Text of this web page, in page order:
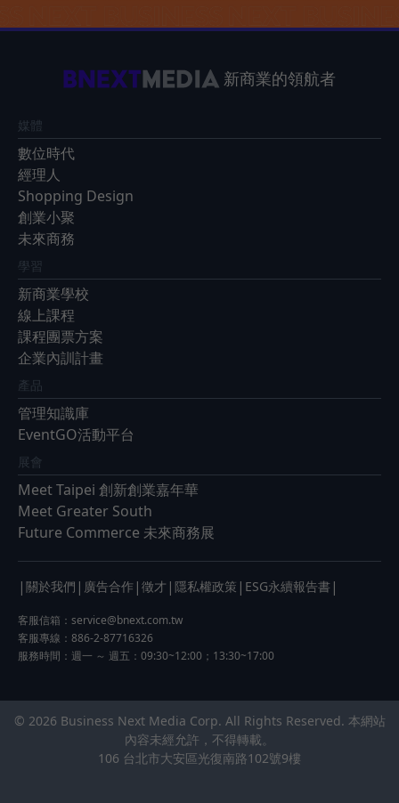
新商業的領航者
媒體
數位時代
經理人
Shopping Design
創業小聚
未來商務
學習
新商業學校
線上課程
課程團票方案
企業內訓計畫
產品
管理知識庫
EventGO活動平台
展會
Meet Taipei 創新創業嘉年華
Meet Greater South
Future Commerce 未來商務展
| 關於我們 | 廣告合作 | 徵才 | 隱私權政策 | ESG永續報告書 |
客服信箱： service@bnext.com.tw
客服專線：886-2-87716326
服務時間：週一 ～ 週五：09:30~12:00；13:30~17:00
© 2026 Business Next Media Corp. All Rights Reserved. 本網站
內容未經允許，不得轉載。
106 台北市大安區光復南路102號9樓